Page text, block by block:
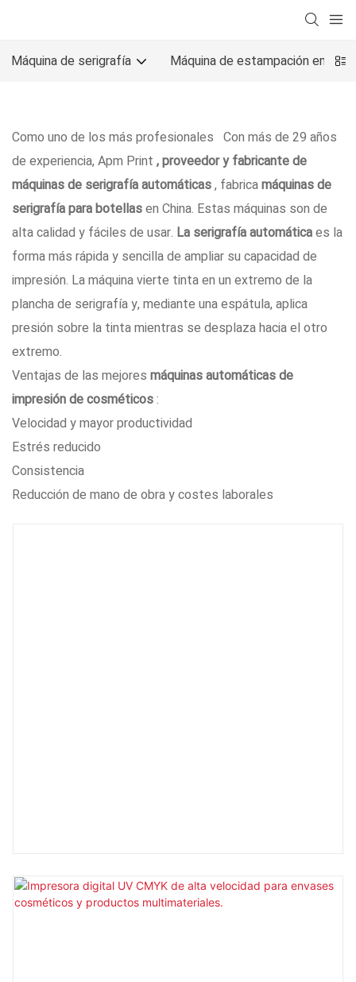
Máquina de serigrafía Máquina de estampación en
Como uno de los más profesionales Con más de 29 años
de experiencia, Apm Print , proveedor y fabricante de
máquinas de serigrafíaautomáticas, fabricamáquinas de
serigrafía para botellasen China. Estas máquinas son de
alta calidad y fáciles de usar. La serigrafía automáticaes la
forma más rápida y sencilla de ampliar su capacidad de
impresión. La máquina vierte tinta en un extremo de la
plancha de serigrafía y, mediante una espátula, aplica
presión sobre la tinta mientras se desplaza hacia el otro
extremo.
Ventajas de las mejores máquinas automáticas de
impresión de cosméticos:
Velocidad y mayor productividad
Estrés reducido
Consistencia
Reducción de mano de obra y costes laborales